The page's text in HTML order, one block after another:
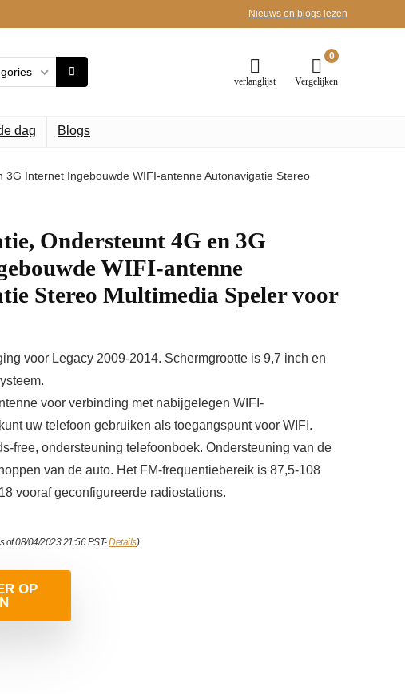
Nieuws en blogs lezen
verlanglijst
0
Vergelijken
dag Blogs
3G Internet Ingebouwde WIFI-antenne Autonavigatie Stereo
Ondersteunt 4G en 3G
WIFI-antenne
Stereo Multimedia Speler voor
voor Legacy 2009-2014. Schermgrootte is 9,7 inch en
voor verbinding met nabijgelegen WIFI-
uw telefoon gebruiken als toegangspunt voor WIFI.
free, ondersteuning telefoonboek. Ondersteuning van de
van de auto. Het FM-frequentiebereik is 87,5‑108
vooraf geconfigureerde radiostations.
of 08/04/2023 21:56 PST-Details)
OP